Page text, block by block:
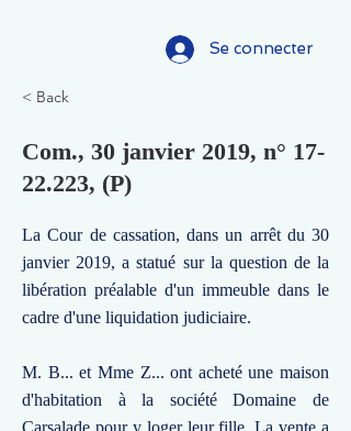
Se connecter
< Back
Com., 30 janvier 2019, n° 17-
22.223, (P)
La Cour de cassation, dans un arrêt du 30
janvier 2019, a statué sur la question de la
libération préalable d'un immeuble dans le
cadre d'une liquidation judiciaire.
M. B... et Mme Z... ont acheté une maison
d'habitation à la société Domaine de
Carsalade pour y loger leur fille. La vente a